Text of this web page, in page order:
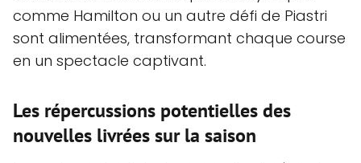
comme Hamilton ou un autre défi de Piastri
sont alimentées, transformant chaque course
en un spectacle captivant.
Les répercussions potentielles des
nouvelles livrées sur la saison